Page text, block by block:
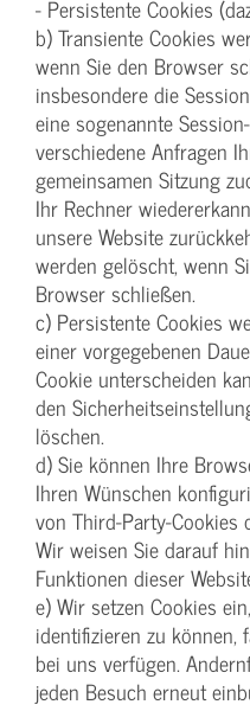
- Persistente Cookies
b) Transiente Cookies
wenn Sie den Browser
insbesondere die
eine sogenannte
verschiedene Anfragen
gemeinsamen Sitzung
Ihr Rechner
unsere Website
werden gelöscht, wenn
Browser schließen.
c) Persistente Cookies
einer vorgegebenen
Cookie unterscheiden
den
löschen.
d) Sie können Ihre
Ihren Wünschen
von Third-Party-Cookies
Wir weisen Sie darauf
Funktionen dieser
e) Wir setzen Cookies
identifizieren zu
bei uns verfügen.
jeden Besuch erneut